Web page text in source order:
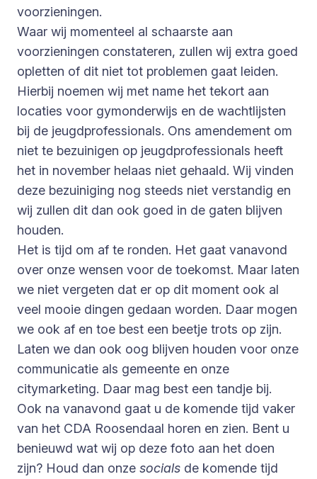
voorzieningen.
Waar wij momenteel al schaarste aan
voorzieningen constateren, zullen wij extra goed
opletten of dit niet tot problemen gaat leiden.
Hierbij noemen wij met name het tekort aan
locaties voor gymonderwijs en de wachtlijsten
bij de jeugdprofessionals. Ons amendement om
niet te bezuinigen op jeugdprofessionals heeft
het in november helaas niet gehaald. Wij vinden
deze bezuiniging nog steeds niet verstandig en
wij zullen dit dan ook goed in de gaten blijven
houden.
Het is tijd om af te ronden. Het gaat vanavond
over onze wensen voor de toekomst. Maar laten
we niet vergeten dat er op dit moment ook al
veel mooie dingen gedaan worden. Daar mogen
we ook af en toe best een beetje trots op zijn.
Laten we dan ook oog blijven houden voor onze
communicatie als gemeente en onze
citymarketing. Daar mag best een tandje bij.
Ook na vanavond gaat u de komende tijd vaker
van het CDA Roosendaal horen en zien. Bent u
benieuwd wat wij op deze foto aan het doen
zijn? Houd dan onze socials de komende tijd